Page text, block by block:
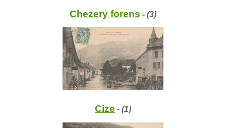
Chezery forens - (3)
Cize - (1)